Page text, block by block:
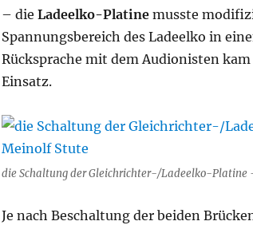
– die Ladeelko-Platinemusste
Spannungsbereich des Ladeelko in
Rücksprache mit dem Audionisten
Einsatz.
die Schaltung der Gleichrichter-/Ladeelko-
Je nach Beschaltung der beiden